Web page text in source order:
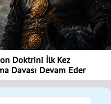
Doktrini İlk Kez
Davası Devam Eder